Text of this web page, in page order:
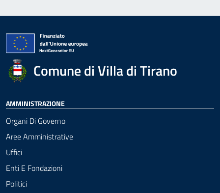
Comune di Villa di Tirano
AMMINISTRAZIONE
Organi Di Governo
Aree Amministrative
Uffici
Enti E Fondazioni
Politici